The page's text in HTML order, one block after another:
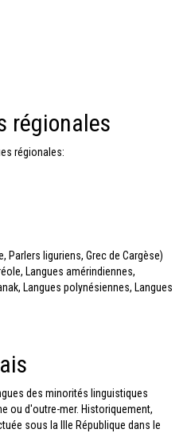
régionales
régionales:
Parlers liguriens, Grec de Cargèse)
Langues amérindiennes,
Langues polynésiennes, Langues
des minorités linguistiques
ou d'outre-mer. Historiquement,
sous la IIIe République dans le